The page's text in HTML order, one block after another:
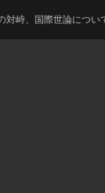
いて思うことー